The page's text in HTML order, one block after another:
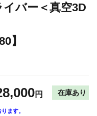
バー＜真空3D
】
円 在庫あり
ます。